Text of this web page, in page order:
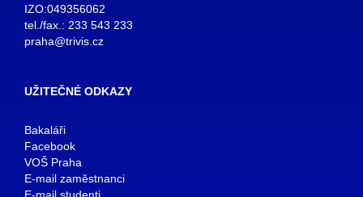
IZO:049356062
tel./fax.: 233 543 233
praha@trivis.cz
UŽITEČNÉ ODKAZY
Bakaláři
Facebook
VOŠ Praha
E-mail zaměstnanci
E-mail studenti